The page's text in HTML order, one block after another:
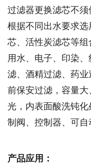
过滤器更换滤芯不
根据不同出水要求
芯、活性炭滤芯等
用水、电子、印染
滤、酒精过滤、药
前保安过滤，容量
光，内表面酸洗钝
制阀、控制器、可自
产品应用：